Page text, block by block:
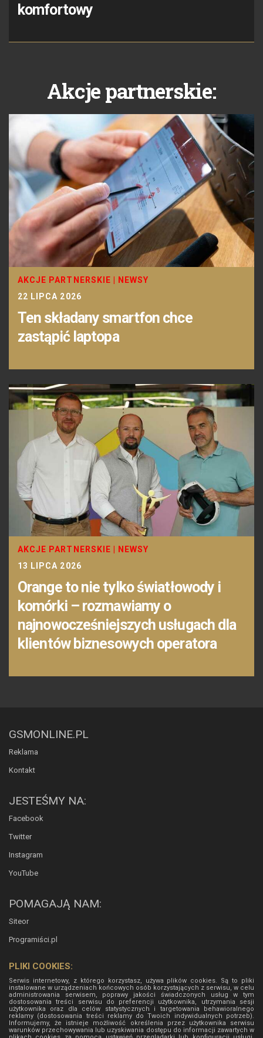
komfortowy
Akcje partnerskie:
AKCJE PARTNERSKIE
NEWSY
22 LIPCA 2026
Ten składany smartfon chce
zastąpić laptopa
AKCJE PARTNERSKIE
NEWSY
13 LIPCA 2026
Orange to nie tylko światłowody i
komórki – rozmawiamy o
najnowocześniejszych usługach dla
klientów biznesowych operatora
GSMONLINE.PL
Reklama
Kontakt
JESTEŚMY NA:
Facebook
Twitter
Instagram
YouTube
POMAGAJĄ NAM:
Siteor
Programiści.pl
PLIKI COOKIES:
Serwis internetowy, z którego korzystasz, używa plików cookies. Są to pliki
instalowane w urządzeniach końcowych osób korzystających z serwisu, w celu
administrowania serwisem, poprawy jakości świadczonych usług w tym
dostosowania treści serwisu do preferencji użytkownika, utrzymania sesji
użytkownika oraz dla celów statystycznych i targetowania behawioralnego
reklamy (dostosowania treści reklamy do Twoich indywidualnych potrzeb).
Informujemy, że istnieje możliwość określenia przez użytkownika serwisu
warunków przechowywania lub uzyskiwania dostępu do informacji zawartych w